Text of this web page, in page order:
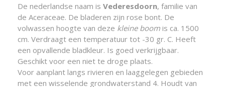
De nederlandse naam is Vederesdoorn, familie van
de Aceraceae. De bladeren zijn rose bont. De
volwassen hoogte van deze kleine boom is ca. 1500
cm. Verdraagt een temperatuur tot -30 gr. C. Heeft
een opvallende bladkleur. Is goed verkrijgbaar.
Geschikt voor een niet te droge plaats.
Voor aanplant langs rivieren en laaggelegen gebieden
met een wisselende grondwaterstand 4. Houdt van